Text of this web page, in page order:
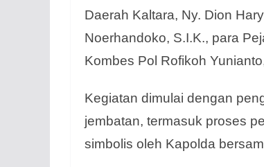
Daerah Kaltara, Ny. Dion
Noerhandoko, S.I.K., para
Kombes Pol Rofikoh
Kegiatan dimulai dengan
jembatan, termasuk proses
simbolis oleh Kapolda